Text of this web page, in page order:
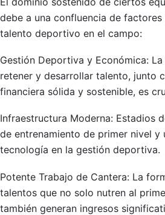
debe a una confluencia de factores
talento deportivo en el campo:
Gestión Deportiva y Económica:
retener y desarrollar talento, junto
financiera sólida y sostenible, es
Infraestructura Moderna: Estadios
de entrenamiento de primer nivel y
tecnología en la gestión deportiva.
Potente Trabajo de Cantera: La
talentos que no solo nutren al
también generan ingresos